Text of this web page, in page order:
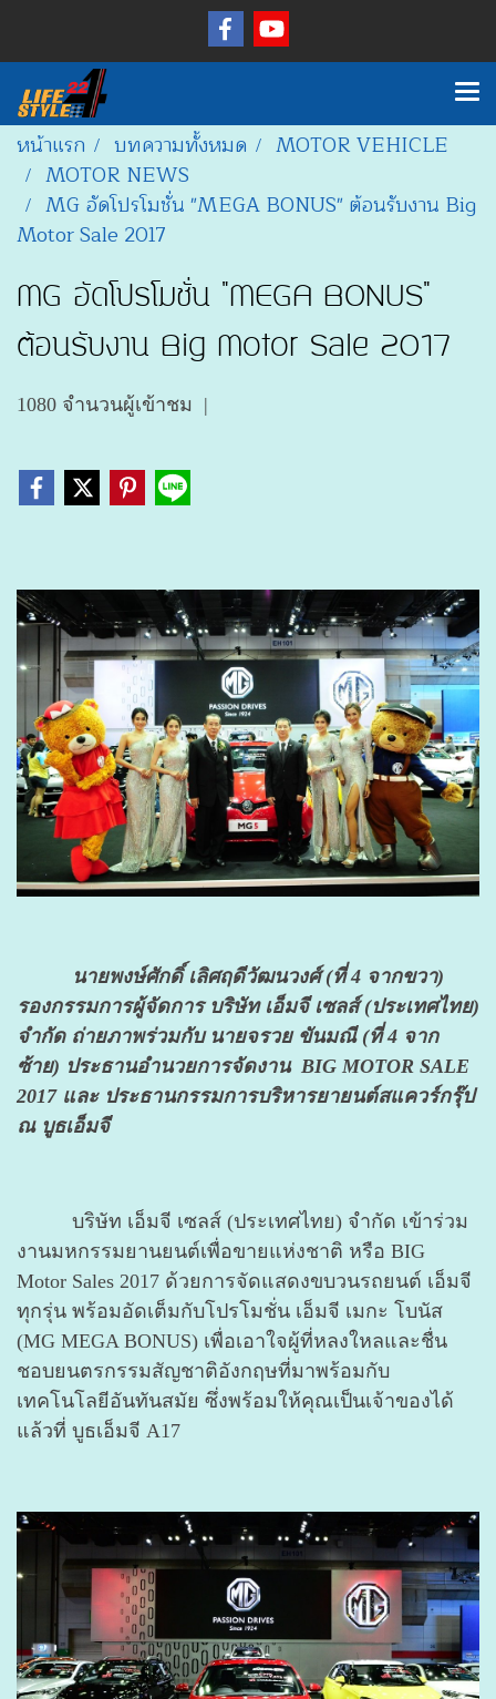
หน้าแรก บทความทั้งหมด
MOTOR VEHICLE
MOTOR NEWS
MG อัดโปรโมชั่น "MEGA BONUS" ต้อนรับงาน Big
Motor Sale 2017
MG อัดโปรโมชั่น "MEGA BONUS"
ต้อนรับงาน Big Motor Sale 2017
1080 จำนวนผู้เข้าชม |
นายพงษ์ศักดิ์ เลิศฤดีวัฒนวงศ์ (ที่ 4 จากขวา)
รองกรรมการผู้จัดการ บริษัท เอ็มจี เซลส์ (ประเทศไทย)
จำกัด ถ่ายภาพร่วมกับ นายจรวย ขันมณี (ที่ 4 จาก
ซ้าย) ประธานอำนวยการจัดงาน BIG MOTOR SALE
2017 และ ประธานกรรมการบริหารยายนต์สแควร์กรุ๊ป
ณ บูธเอ็มจี
บริษัท เอ็มจี เซลส์ (ประเทศไทย) จำกัด เข้าร่วม
งานมหกรรมยานยนต์เพื่อขายแห่งชาติ หรือ BIG
Motor Sales 2017 ด้วยการจัดแสดงขบวนรถยนต์ เอ็มจี
ทุกรุ่น พร้อมอัดเต็มกับโปรโมชั่น เอ็มจี เมกะ โบนัส
(MG MEGA BONUS) เพื่อเอาใจผู้ที่หลงใหลและชื่น
ชอบยนตรกรรมสัญชาติอังกฤษที่มาพร้อมกับ
เทคโนโลยีอันทันสมัย ซึ่งพร้อมให้คุณเป็นเจ้าของได้
แล้วที่ บูธเอ็มจี A17